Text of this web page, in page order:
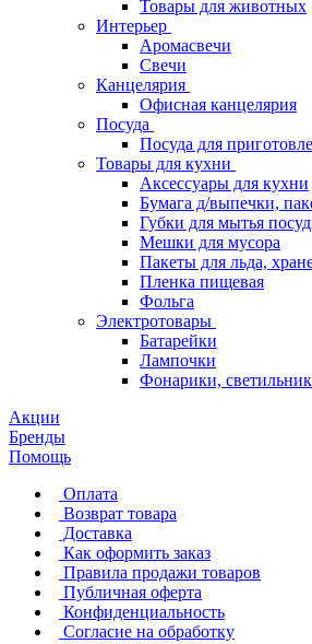
Товары для животных
Интерьер
Аромасвечи
Свечи
Канцелярия
Офисная канцелярия
Посуда
Посуда для
Товары для кухни
Аксессуары для кухни
Бумага д/выпечки,
Губки для мытья
Мешки для мусора
Пакеты для льда,
Пленка пищевая
Фольга
Электротовары
Батарейки
Лампочки
Фонарики,
Акции
Бренды
Помощь
Оплата
Возврат товара
Доставка
Как оформить заказ
Правила продажи товаров
Публичная оферта
Конфиденциальность
Согласие на обработку